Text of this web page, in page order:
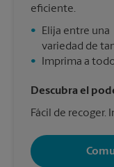
eficiente.
•
Elija entre una
variedad de
•
Imprima a
Descubra el
Fácil de recoger.